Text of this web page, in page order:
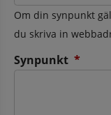
Om din synpunkt
du skriva in
Synpunkt *